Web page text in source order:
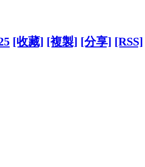
[收藏] [複製] [分享] [RSS]